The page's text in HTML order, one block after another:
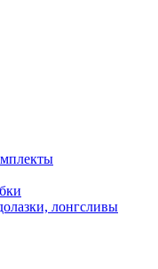
лонгсливы